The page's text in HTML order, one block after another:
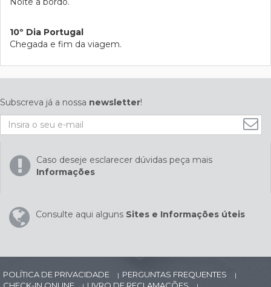
10º Dia Portugal
Chegada e fim da viagem.
Subscreva já a nossa newsletter!
Caso deseje esclarecer dúvidas peça mais
Informações
Consulte aqui alguns Sites e Informações úteis
POLÍTICA DE PRIVACIDADE | PERGUNTAS FREQUENTES |